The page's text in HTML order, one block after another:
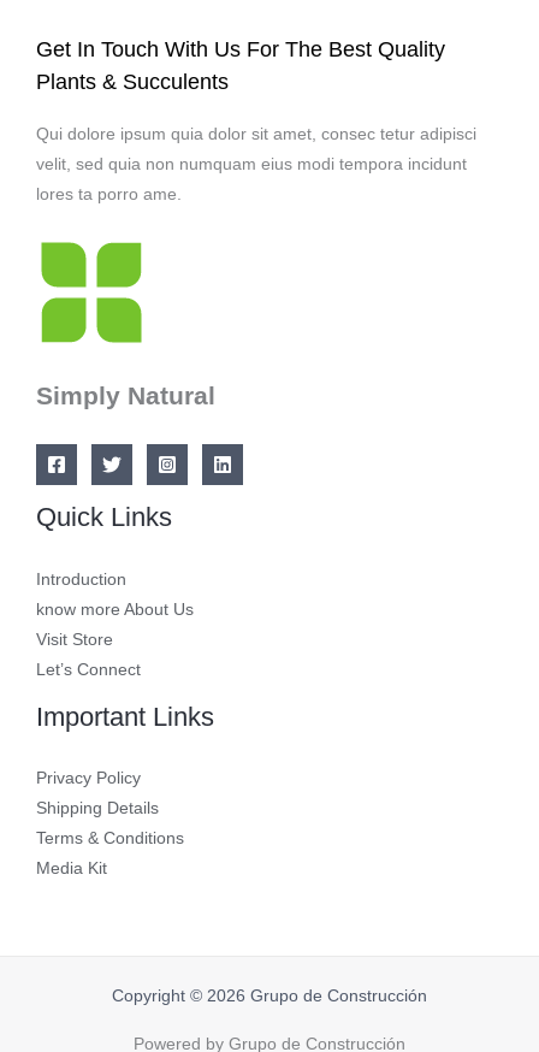
Get In Touch With Us For The Best Quality
Plants & Succulents
Qui dolore ipsum quia dolor sit amet, consec tetur adipisci
velit, sed quia non numquam eius modi tempora incidunt
lores ta porro ame.
Simply Natural
Quick Links
Introduction
know more About Us
Visit Store
Let’s Connect
Important Links
Privacy Policy
Shipping Details
Terms & Conditions
Media Kit
Copyright © 2026 Grupo de Construcción
Powered by Grupo de Construcción